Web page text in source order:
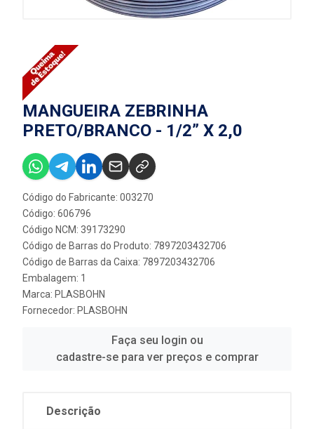
MANGUEIRA ZEBRINHA
PRETO/BRANCO - 1/2” X 2,0
Código do Fabricante: 003270
Código: 606796
Código NCM: 39173290
Código de Barras do Produto: 7897203432706
Código de Barras da Caixa: 7897203432706
Embalagem: 1
Marca: PLASBOHN
Fornecedor: PLASBOHN
Faça seu login ou
cadastre-se para ver preços e comprar
Descrição